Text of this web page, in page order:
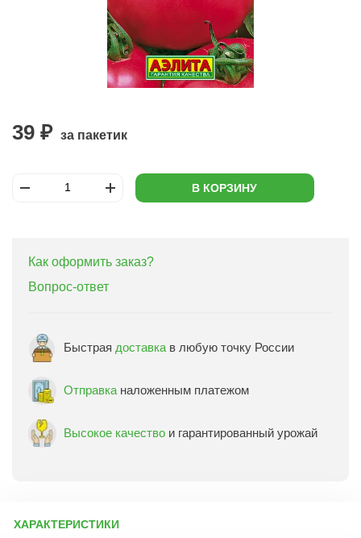
39 ₽ за пакетик
В КОРЗИНУ
Как оформить заказ?
Вопрос-ответ
Быстрая доставка в любую точку России
Отправка наложенным платежом
Высокое качество и гарантированный урожай
ХАРАКТЕРИСТИКИ